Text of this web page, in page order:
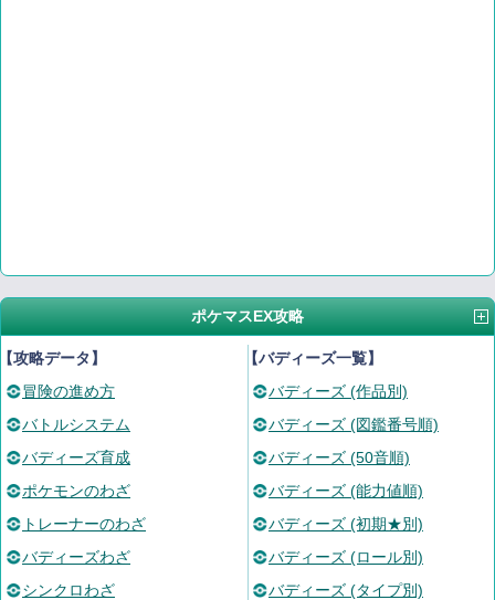
ポケマスEX攻略
攻略データ】
冒険の進め方
バトルシステム
バディーズ育成
ポケモンのわざ
トレーナーのわざ
バディーズわざ
シンクロわざ
【バディーズ一覧】
バディーズ (作品別)
バディーズ (図鑑番号順)
バディーズ (50音順)
バディーズ (能力値順)
バディーズ (初期★別)
バディーズ (ロール別)
バディーズ (タイプ別)